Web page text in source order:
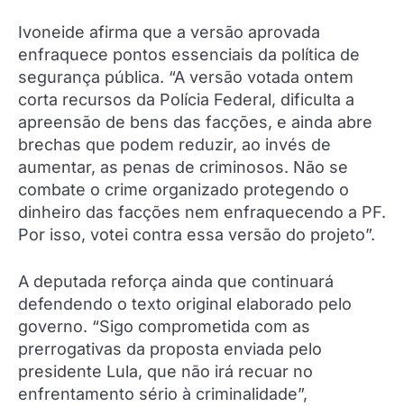
Ivoneide afirma que a versão aprovada
enfraquece pontos essenciais da política de
segurança pública. “A versão votada ontem
corta recursos da Polícia Federal, dificulta a
apreensão de bens das facções, e ainda abre
brechas que podem reduzir, ao invés de
aumentar, as penas de criminosos. Não se
combate o crime organizado protegendo o
dinheiro das facções nem enfraquecendo a PF.
Por isso, votei contra essa versão do projeto”.
A deputada reforça ainda que continuará
defendendo o texto original elaborado pelo
governo. “Sigo comprometida com as
prerrogativas da proposta enviada pelo
presidente Lula, que não irá recuar no
enfrentamento sério à criminalidade”,